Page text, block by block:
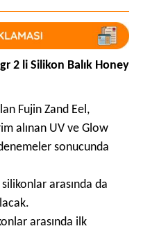
2 li Silikon Balık Honey
Fujin Zand Eel,
alınan UV ve Glow
sonucunda
arasında da
arasında ilk